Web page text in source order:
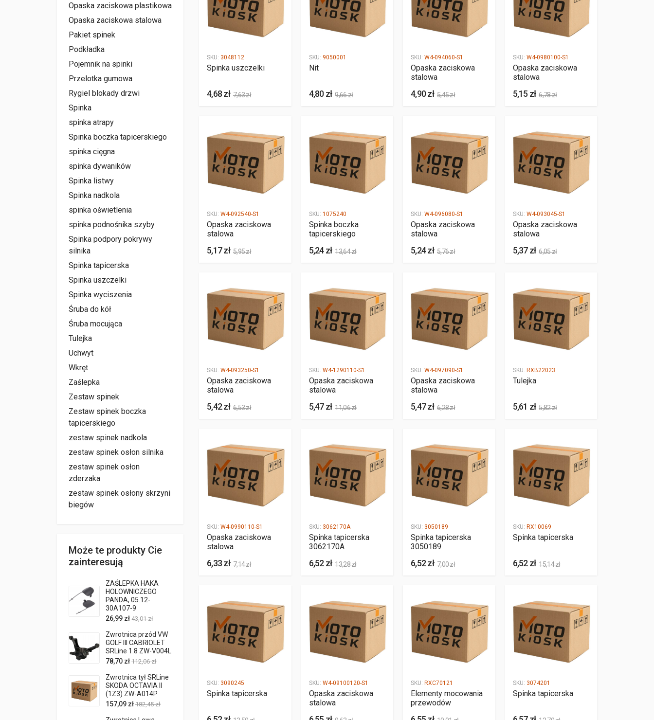
Opaska zaciskowa plastikowa
Opaska zaciskowa stalowa
Pakiet spinek
Podkładka
Pojemnik na spinki
Przelotka gumowa
Rygiel blokady drzwi
Spinka
spinka atrapy
Spinka boczka tapicerskiego
spinka cięgna
spinka dywaników
Spinka listwy
Spinka nadkola
spinka oświetlenia
spinka podnośnika szyby
Spinka podpory pokrywy
silnika
Spinka tapicerska
Spinka uszczelki
Spinka wyciszenia
Śruba do kół
Śruba mocująca
Tulejka
Uchwyt
Wkręt
Zaślepka
Zestaw spinek
Zestaw spinek boczka
tapicerskiego
zestaw spinek nadkola
zestaw spinek osłon silnika
zestaw spinek osłon
zderzaka
zestaw spinek osłony skrzyni
biegów
Może te produkty Cie
zainteresują
ZAŚLEPKA HAKA
HOLOWNICZEGO
PANDA, 05.12-
30A107-9
26,99 zł 43,01 zł
Zwrotnica przód VW
GOLF III CABRIOLET
SRLine 1.8 ZW-V004L
78,70 zł 112,06 zł
Zwrotnica tył SRLine
SKODA OCTAVIA II
(1Z3) ZW-A014P
157,09 zł 182,45 zł
SKU: 3048112
Spinka uszczelki
4,68 zł 7,63 zł
SKU: 9050001
Nit
4,80 zł 9,66 zł
SKU: W4-094060-S1
Opaska zaciskowa
stalowa
4,90 zł 5,45 zł
SKU: W4-0980100-S1
Opaska zaciskowa
stalowa
5,15 zł 6,78 zł
SKU: W4-092540-S1
Opaska zaciskowa
stalowa
5,17 zł 5,95 zł
SKU: 1075240
Spinka boczka
tapicerskiego
5,24 zł 13,64 zł
SKU: W4-096080-S1
Opaska zaciskowa
stalowa
5,24 zł 5,76 zł
SKU: W4-093045-S1
Opaska zaciskowa
stalowa
5,37 zł 6,05 zł
SKU: W4-093250-S1
Opaska zaciskowa
stalowa
5,42 zł 6,53 zł
SKU: W4-1290110-S1
Opaska zaciskowa
stalowa
5,47 zł 11,06 zł
SKU: W4-097090-S1
Opaska zaciskowa
stalowa
5,47 zł 6,28 zł
SKU: RXB22023
Tulejka
5,61 zł 5,82 zł
SKU: W4-0990110-S1
Opaska zaciskowa
stalowa
6,33 zł 7,14 zł
SKU: 3062170A
Spinka tapicerska
3062170A
6,52 zł 13,28 zł
SKU: 3050189
Spinka tapicerska
3050189
6,52 zł 7,00 zł
SKU: RX10069
Spinka tapicerska
6,52 zł 15,14 zł
SKU: 3090245
Spinka tapicerska
SKU: W4-09100120-S1
Opaska zaciskowa
stalowa
SKU: RXC70121
Elementy mocowania
przewodów
SKU: 3074201
Spinka tapicerska